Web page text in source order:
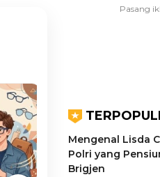
Mengenal Lisda
Polri yang
Brigjen